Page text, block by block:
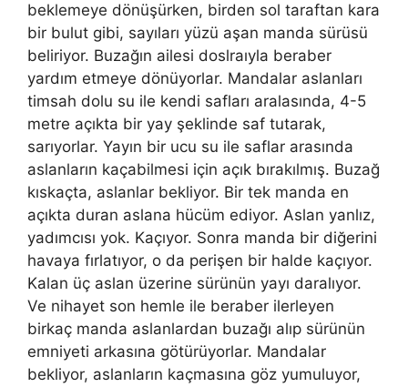
beklemeye dönüşürken, birden sol taraftan kara
bir bulut gibi, sayıları yüzü aşan manda sürüsü
beliriyor. Buzağın ailesi doslraıyla beraber
yardım etmeye dönüyorlar. Mandalar aslanları
timsah dolu su ile kendi safları aralasında, 4-5
metre açıkta bir yay şeklinde saf tutarak,
sarıyorlar. Yayın bir ucu su ile saflar arasında
aslanların kaçabilmesi için açık bırakılmış. Buzağ
kıskaçta, aslanlar bekliyor. Bir tek manda en
açıkta duran aslana hücüm ediyor. Aslan yanlız,
yadımcısı yok. Kaçıyor. Sonra manda bir diğerini
havaya fırlatıyor, o da perişen bir halde kaçıyor.
Kalan üç aslan üzerine sürünün yayı daralıyor.
Ve nihayet son hemle ile beraber ilerleyen
birkaç manda aslanlardan buzağı alıp sürünün
emniyeti arkasına götürüyorlar. Mandalar
bekliyor, aslanların kaçmasına göz yumuluyor,